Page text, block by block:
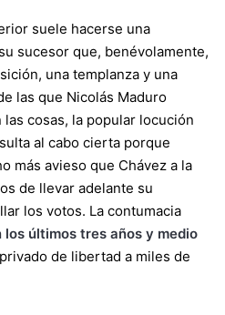
suele hacerse una
sucesor que, benévolamente,
una templanza y una
las que Nicolás Maduro
cosas, la popular locución
al cabo cierta porque
más avieso que Chávez a la
de llevar adelante su
los votos. La contumacia
los últimos tres años y medio
de libertad a miles de